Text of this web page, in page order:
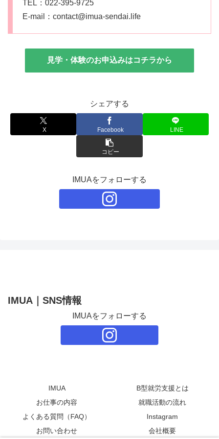
TEL：022-395-9725
E-mail：contact@imua-sendai.life
見学・体験のお申込みはコチラから
シェアする
X Facebook LINE
コピー
IMUAをフォローする
IMUA｜SNS情報
IMUAをフォローする
IMUA
B型就労支援とは
お仕事の内容
就職活動の流れ
よくある質問（FAQ）
Instagram
お問い合わせ
会社概要